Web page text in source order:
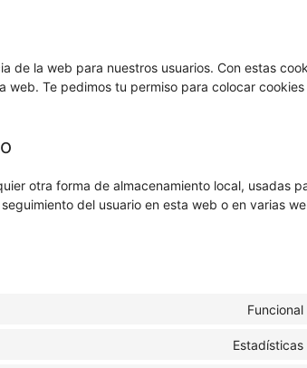
de la web para nuestros usuarios. Con estas
web. Te pedimos tu permiso para colocar
otra forma de almacenamiento local, usadas
del usuario en esta web o en varias
Funcional
Estadísticas